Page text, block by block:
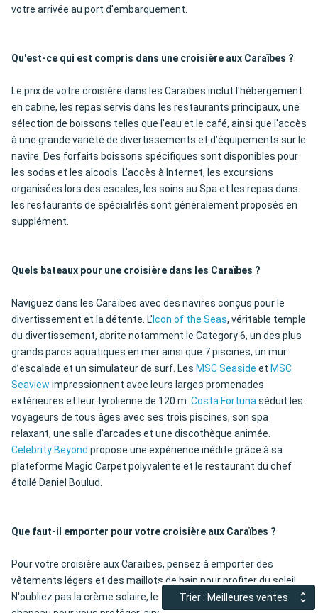
Trier : Meilleures ventes
votre arrivée au port d'embarquement.
Qu'est-ce qui est compris dans une croisière aux Caraïbes ?
Le prix de votre croisière dans les Caraïbes inclut l'hébergement
en cabine, les repas servis dans les restaurants principaux, une
sélection de boissons telles que l'eau et le café, ainsi que l'accès
à une grande variété de divertissements et d’équipements sur le
navire. Des forfaits boissons spécifiques sont disponibles pour
les sodas et les alcools. L'accès à Internet, les excursions
organisées lors des escales, les soins au Spa et les repas dans
les restaurants de spécialités sont généralement proposés en
supplément.
Quels bateaux pour une croisière dans les Caraïbes ?
Naviguez dans les Caraïbes avec des navires conçus pour le
divertissement et la détente. L' Icon of the Seas, véritable temple
du divertissement, abrite notamment le Category 6, un des plus
grands parcs aquatiques en mer ainsi que 7 piscines, un mur
d’escalade et un simulateur de surf. Les MSC Seaside et MSC
Seaview impressionnent avec leurs larges promenades
extérieures et leur tyrolienne de 120 m. Costa Fortunaséduit les
voyageurs de tous âges avec ses trois piscines, son spa
relaxant, une salle d’arcades et une discothèque animée.
Celebrity Beyond propose une expérience inédite grâce à sa
plateforme Magic Carpet polyvalente et le restaurant du chef
étoilé Daniel Boulud.
Que faut-il emporter pour votre croisière aux Caraïbes ?
Pour votre croisière aux Caraïbes, pensez à emporter des
vêtements légers et des maillots de bain pour profiter du soleil.
N'oubliez pas la crème solaire, les lunettes de soleil et un